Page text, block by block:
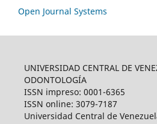
Open Journal Systems
UNIVERSIDAD CENTRAL DE
ODONTOLOGÍA
ISSN impreso: 0001-6365
ISSN online: 3079-7187
Universidad Central de